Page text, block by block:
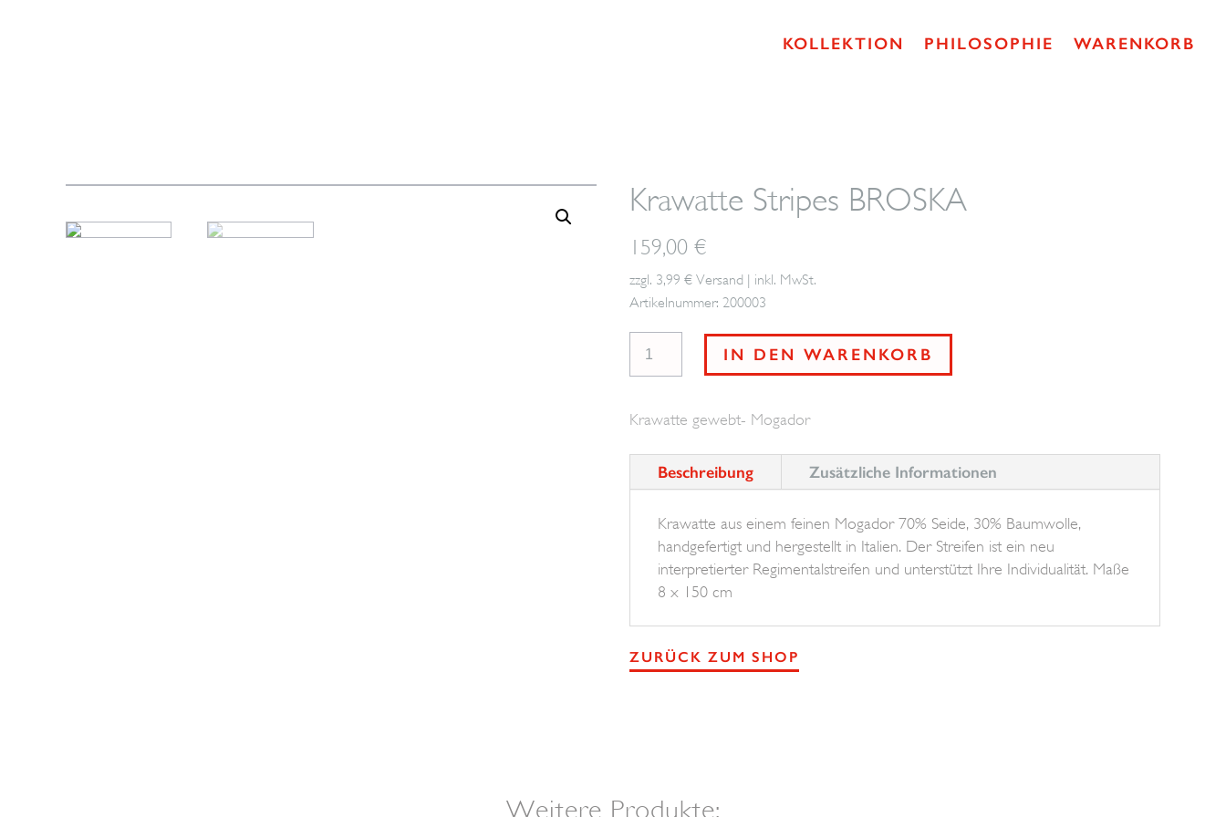
KOLLEKTION PHILOSOPHIE WARENKORB
Krawatte Stripes BROSKA
159,00 €
zzgl. 3,99 € Versand | inkl. MwSt.
Artikelnummer: 200003
Menge
IN DEN WARENKORB
Krawatte gewebt- Mogador
Beschreibung Zusätzliche Informationen
Krawatte aus einem feinen Mogador 70% Seide, 30% Baumwolle,
handgefertigt und hergestellt in Italien. Der Streifen ist ein neu
interpretierter Regimentalstreifen und unterstützt Ihre Individualität. Maße
8 x 150 cm
ZURÜCK ZUM SHOP
Weitere Produkte: